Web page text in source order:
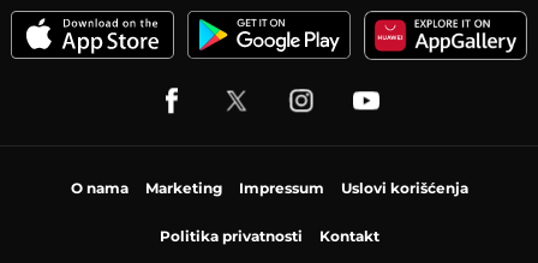
O nama Marketing Impressum Uslovi korišćenja
Politika privatnosti Kontakt